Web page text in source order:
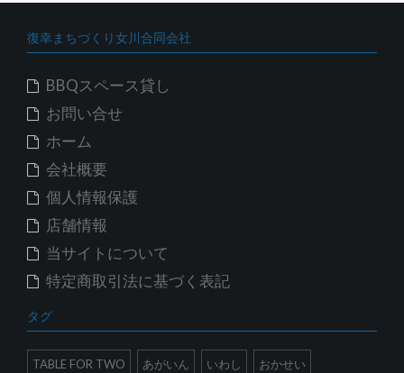
復幸まちづくり女川合同会社
BBQスペース貸し
お問い合せ
ホーム
会社概要
個人情報保護
店舗情報
当サイトについて
特定商取引法に基づく表記
タグ
TABLE FOR TWO あがいん いわし おかせい